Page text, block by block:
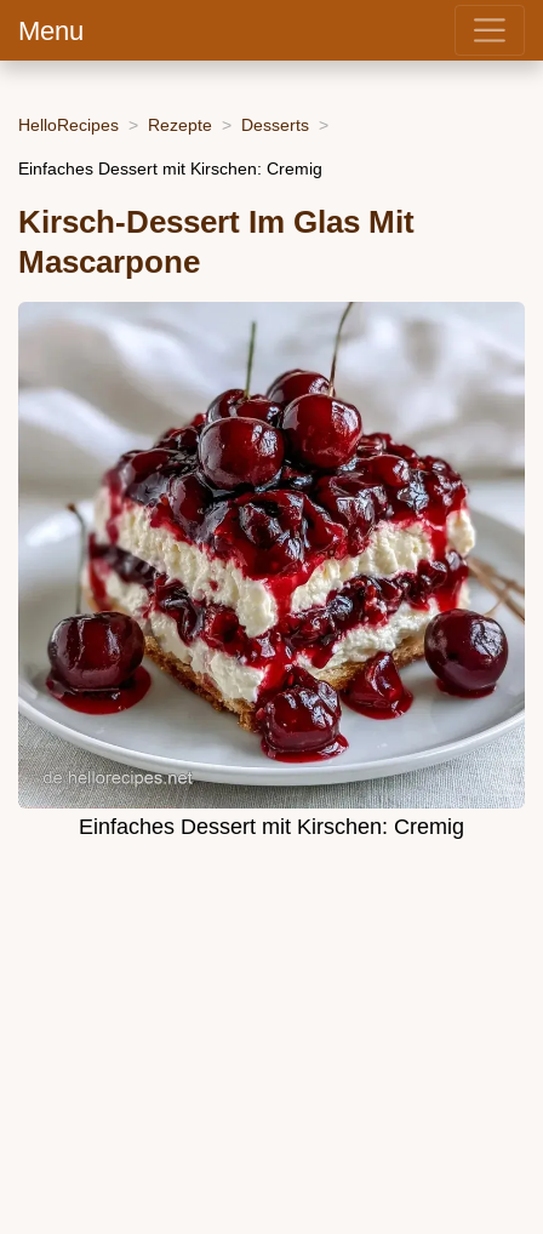
Menu
HelloRecipes Rezepte Desserts
Einfaches Dessert mit Kirschen: Cremig
Kirsch-Dessert Im Glas Mit
Mascarpone
Einfaches Dessert mit Kirschen: Cremig